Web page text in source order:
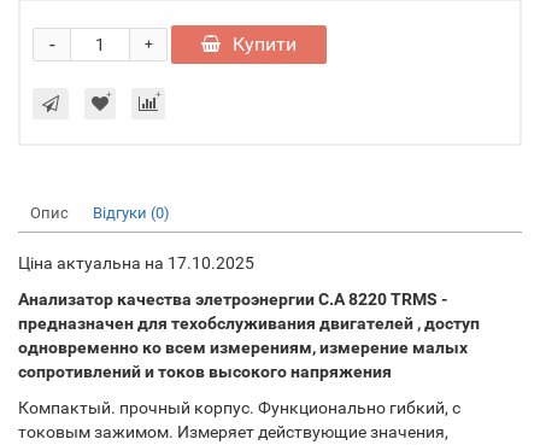
+
- Купити
Опис Відгуки (0)
Ціна актуальна на 17.10.2025
Анализатор качества элетроэнергии C.A 8220 TRMS -
предназначен для техобслуживания двигателей , доступ
одновременно ко всем измерениям, измерение малых
сопротивлений и токов высокого напряжения
Компактый. прочный корпус. Функционально гибкий, с
токовым зажимом. Измеряет действующие значения,